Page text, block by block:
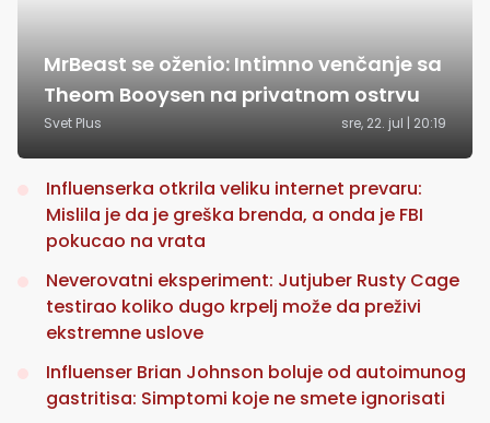
MrBeast se oženio: Intimno venčanje sa
Theom Booysen na privatnom ostrvu
Svet Plus sre, 22. jul | 20:19
Influenserka otkrila veliku internet prevaru:
Mislila je da je greška brenda, a onda je FBI
pokucao na vrata
Neverovatni eksperiment: Jutjuber Rusty Cage
testirao koliko dugo krpelj može da preživi
ekstremne uslove
Influenser Brian Johnson boluje od autoimunog
gastritisa: Simptomi koje ne smete ignorisati